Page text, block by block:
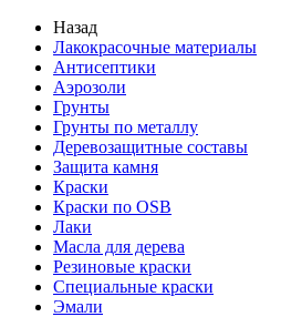
Назад
Лакокрасочные материалы
Антисептики
Аэрозоли
Грунты
Грунты по металлу
Деревозащитные составы
Защита камня
Краски
Краски по OSB
Лаки
Масла для дерева
Резиновые краски
Специальные краски
Эмали